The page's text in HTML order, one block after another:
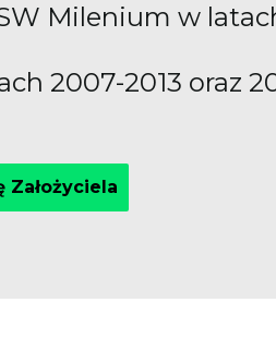
Milenium w
2007-2013 oraz
Założyciela